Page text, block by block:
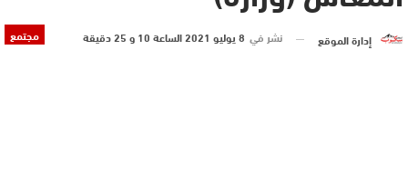
مجتمع إدارة الموقع نشر في 8 يوليو 2021 الساعة 10 و 25 دقيقة